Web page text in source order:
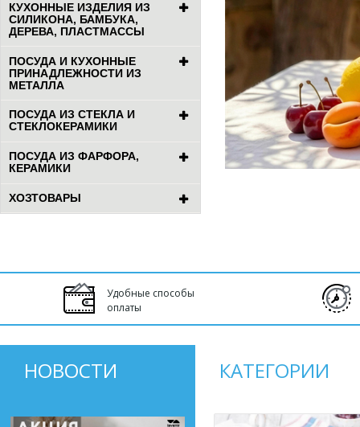
КУХОННЫЕ ИЗДЕЛИЯ ИЗ
СИЛИКОНА, БАМБУКА,
ДЕРЕВА, ПЛАСТМАССЫ
ПОСУДА И КУХОННЫЕ
ПРИНАДЛЕЖНОСТИ ИЗ
МЕТАЛЛА
ПОСУДА ИЗ СТЕКЛА И
СТЕКЛОКЕРАМИКИ
ПОСУДА ИЗ ФАРФОРА,
КЕРАМИКИ
ХОЗТОВАРЫ
Удобные способы
оплаты
НОВОСТИ КАТЕГОРИИ